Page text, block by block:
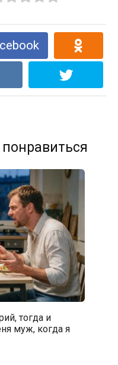
тогда и
муж, когда я